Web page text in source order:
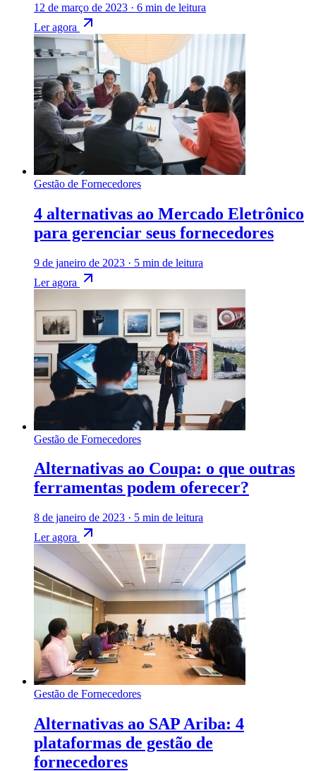
12 de março de 2023 · 6 min de leitura
Ler agora
Gestão de Fornecedores
4 alternativas ao Mercado Eletrônico
para gerenciar seus fornecedores
9 de janeiro de 2023 · 5 min de leitura
Ler agora
Gestão de Fornecedores
Alternativas ao Coupa: o que outras
ferramentas podem oferecer?
8 de janeiro de 2023 · 5 min de leitura
Ler agora
Gestão de Fornecedores
Alternativas ao SAP Ariba: 4
plataformas de gestão de
fornecedores